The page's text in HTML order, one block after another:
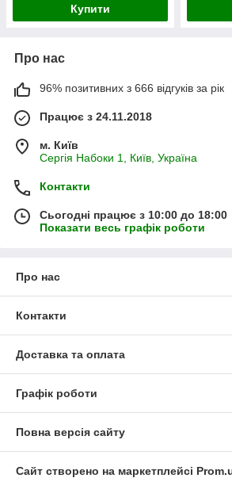
Купити
Про нас
96% позитивних з 666 відгуків за рік
Працює з 24.11.2018
м. Київ
Сергія Набоки 1, Київ, Україна
Контакти
Сьогодні працює з 10:00 до 18:00
Показати весь графік роботи
Про нас
Контакти
Доставка та оплата
Графік роботи
Повна версія сайту
Сайт створено на маркетплейсі